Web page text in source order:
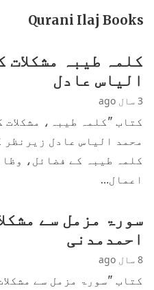
Qurani Ilaj Books
کلمہ طیبہ مشکلات
الیاس عادل
3 سال ago
کتاب "کلمہ طیبہ، مشکلات
محمد الیاس عادل زیرنظر
کلمہ طیبہ کے فضائل،
اعمال…
سورۃ مزمل سے
احمدمدنی
8 سال ago
کتاب "سورۃ مزمل سے